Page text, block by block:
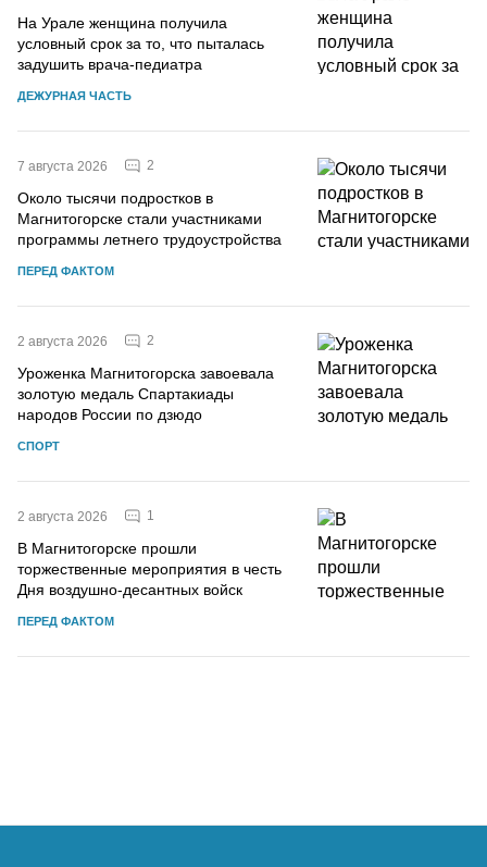
На Урале женщина получила
условный срок за то, что пыталась
задушить врача-педиатра
ДЕЖУРНАЯ ЧАСТЬ
7 августа 2026 2
Около тысячи подростков в
Магнитогорске стали участниками
программы летнего трудоустройства
ПЕРЕД ФАКТОМ
2 августа 2026 2
Уроженка Магнитогорска завоевала
золотую медаль Спартакиады
народов России по дзюдо
СПОРТ
2 августа 2026 1
В Магнитогорске прошли
торжественные мероприятия в честь
Дня воздушно-десантных войск
ПЕРЕД ФАКТОМ